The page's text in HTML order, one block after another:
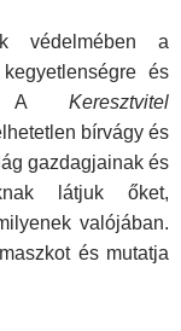
védelmében a
és
A Keresztvitel
bírvágy és
gazdagjainak és
látjuk őket,
valójában.
és mutatja